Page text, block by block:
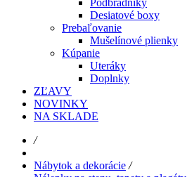
Podbradníky
Desiatové boxy
Prebaľovanie
Mušelínové plienky
Kúpanie
Uteráky
Doplnky
ZĽAVY
NOVINKY
NA SKLADE
/
Nábytok a dekorácie /